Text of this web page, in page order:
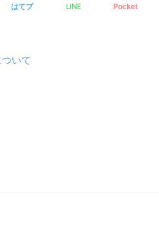
はてブ LINE Pocket
いて